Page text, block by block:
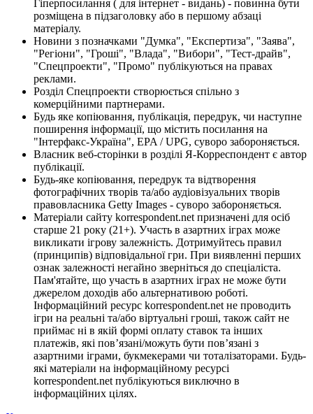
Гіперпосилання ( для інтернет - видань) - повинна бути
розміщена в підзаголовку або в першому абзаці
матеріалу.
Новини з позначками "Думка", "Експертиза", "Заява",
"Регіони", "Гроші", "Влада", "Вибори", "Тест-драйв",
"Спецпроекти", "Промо" публікуються на правах
реклами.
Розділ Спецпроекти створюється спільно з
комерційними партнерами.
Будь яке копіювання, публікація, передрук, чи наступне
поширення інформації, що містить посилання на
"Інтерфакс-Україна", EPA / UPG, суворо забороняється.
Власник веб-сторінки в розділі Я-Корреспондент є автор
публікації.
Будь-яке копіювання, передрук та відтворення
фотографічних творів та/або аудіовізуальних творів
правовласника Getty Images - суворо забороняється.
Матеріали сайту korrespondent.net призначені для осіб
старше 21 року (21+). Участь в азартних іграх може
викликати ігрову залежність. Дотримуйтесь правил
(принципів) відповідальної гри. При виявленні перших
ознак залежності негайно зверніться до спеціаліста.
Пам'ятайте, що участь в азартних іграх не може бути
джерелом доходів або альтернативою роботі.
Інформаційний ресурс korrespondent.net не проводить
ігри на реальні та/або віртуальні гроші, також сайт не
приймає ні в якій формі оплату ставок та інших
платежів, які пов’язані/можуть бути пов’язані з
азартними іграми, букмекерами чи тоталізаторами. Будь-
які матеріали на інформаційному ресурсі
korrespondent.net публікуються виключно в
інформаційних цілях.